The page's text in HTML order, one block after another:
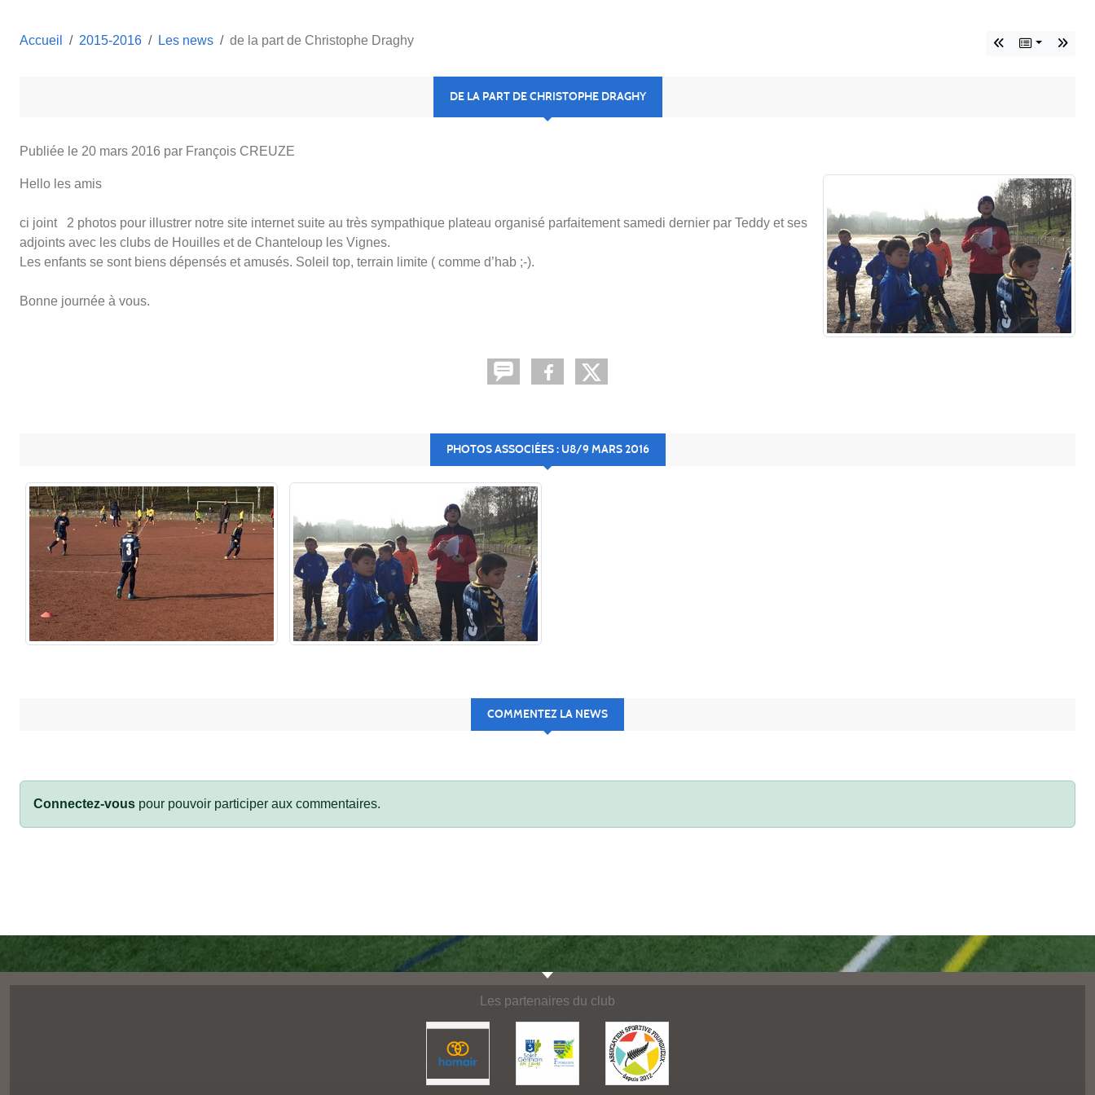
Accueil 2015-2016 Les news de la part de Christophe Draghy
DE LA PART DE CHRISTOPHE DRAGHY
Publiée le 20 mars 2016 par François CREUZE
Hello les amis
ci joint 2 photos pour illustrer notre site internet suite au très sympathique plateau organisé parfaitement samedi dernier par Teddy et ses
adjoints avec les clubs de Houilles et de Chanteloup les Vignes.
Les enfants se sont biens dépensés et amusés. Soleil top, terrain limite ( comme d’hab ;-).
Bonne journée à vous.
PHOTOS ASSOCIÉES : U8/9 MARS 2016
COMMENTEZ LA NEWS
Connectez-vous pour pouvoir participer aux commentaires.
Les partenaires du club